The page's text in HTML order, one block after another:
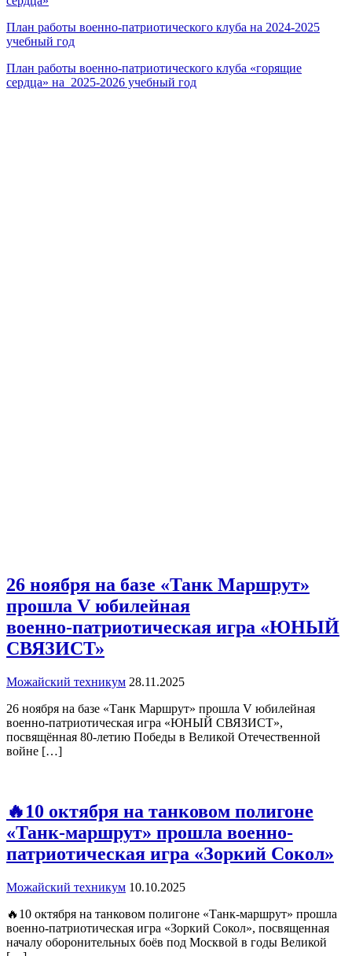
План работы военно-патриотического клуба на 2024-2025
учебный год
План работы военно-патриотического клуба «горящие
сердца» на 2025-2026 учебный год
26 ноября на базе «Танк Маршрут»
прошла V юбилейная
военно‑патриотическая игра «ЮНЫЙ
СВЯЗИСТ»
Можайский техникум 28.11.2025
26 ноября на базе «Танк Маршрут» прошла V юбилейная
военно‑патриотическая игра «ЮНЫЙ СВЯЗИСТ»,
посвящённая 80‑летию Победы в Великой Отечественной
войне […]
🔥10 октября на танковом полигоне
«Танк-маршрут» прошла военно-
патриотическая игра «Зоркий Сокол»
Можайский техникум 10.10.2025
🔥10 октября на танковом полигоне «Танк-маршрут» прошла
военно-патриотическая игра «Зоркий Сокол», посвященная
началу оборонительных боёв под Москвой в годы Великой